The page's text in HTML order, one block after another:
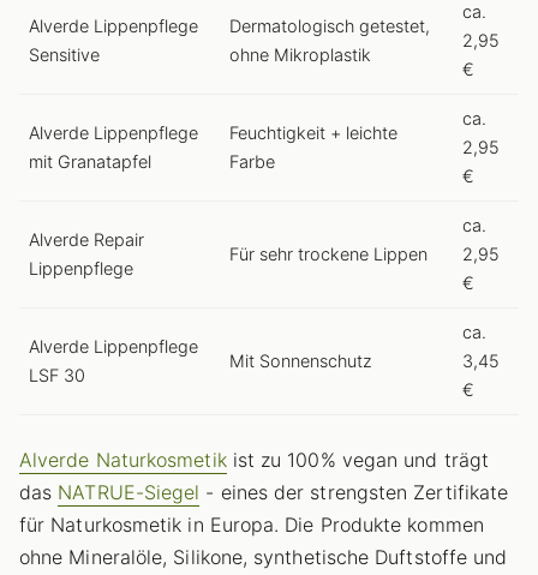
Alverde Lippenpflege
Sensitive
Dermatologisch getestet,
ohne Mikroplastik
ca.
2,95
€
Alverde Lippenpflege
mit Granatapfel
Feuchtigkeit + leichte
Farbe
ca.
2,95
€
Alverde Repair
Lippenpflege
Für sehr trockene Lippen
ca.
2,95
€
Alverde Lippenpflege
LSF 30
Mit Sonnenschutz
ca.
3,45
€
Alverde Naturkosmetikist zu 100% vegan und trägt
das NATRUE-Siegel - eines der strengsten Zertifikate
für Naturkosmetik in Europa. Die Produkte kommen
ohne Mineralöle, Silikone, synthetische Duftstoffe und